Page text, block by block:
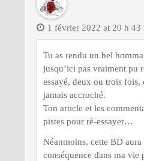
1 février 2022 at 20 h 43
Tu as rendu un bel
jusqu’ici pas vraiment pu
essayé, deux ou trois fois,
jamais accroché.
Ton article et les
pistes pour ré-essayer…
Néanmoins, cette BD aura
conséquence dans ma vie